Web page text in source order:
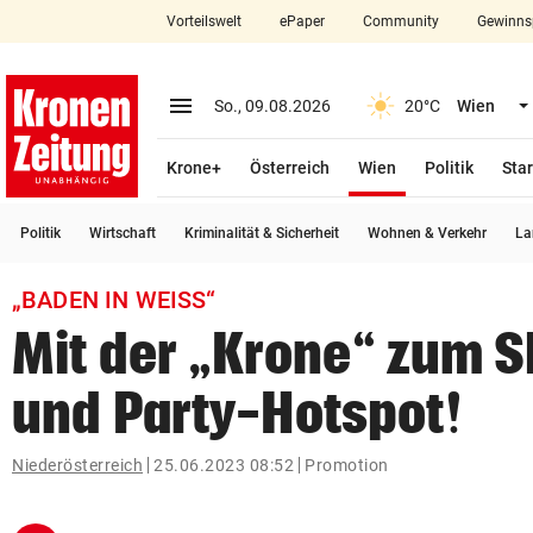
closeSchließen
account_circle Anmelden
arrow_right
bookmark
search
Suchbegriff
eingeben
Vorteilswelt ePaper Community
menu Menü aufklappen
So., 09.08.2026 20°C Wien
Krone+ Österreich Wien
Politik
Politik Wirtschaft Kriminalität & Sicherheit Wohnen & Verkehr
„BADEN IN WEISS“
Mit der „Krone“ zum
und Party-Hotspot!
Niederösterreich 25.06.2023 08:52 Promotion